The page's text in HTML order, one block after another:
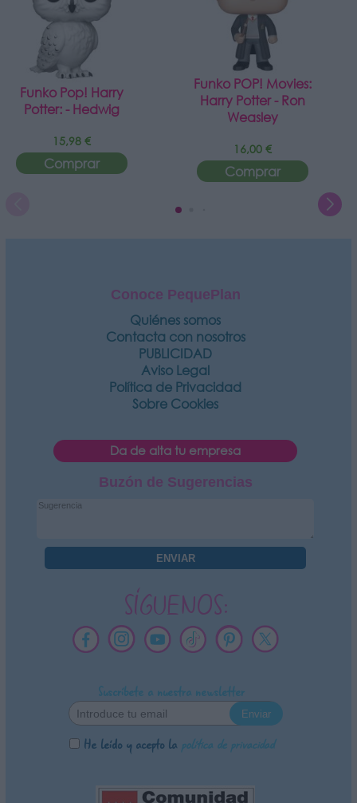
Funko Pop! Harry
Potter: - Hedwig
15,98 €
Comprar
Funko POP! Movies:
Harry Potter - Ron
Weasley
16,00 €
Comprar
Conoce PequePlan
Quiénes somos
Contacta con nosotros
PUBLICIDAD
Aviso Legal
Política de Privacidad
Sobre Cookies
Da de alta tu empresa
Buzón de Sugerencias
SÍGUENOS:
Suscríbete a nuestra newsletter
He leído y acepto la política de privacidad